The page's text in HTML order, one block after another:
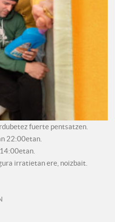
fuerte pentsatzen.
22:00etan.
irratietan ere, noizbait.